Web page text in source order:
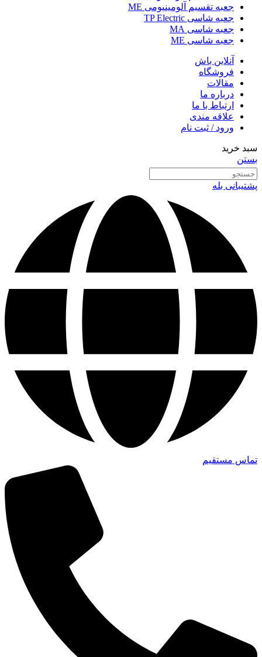
جعبه تقسیم آلومینیومی ME
جعبه شاسی TP Electric
جعبه شاسی MA
جعبه شاسی ME
آنلاین باش
فروشگاه
مقالات
درباره ما
ارتباط با ما
علاقه مندی
ورود / ثبت نام
سبد خرید
بستن
پشتیبانی بله
تماس مستقیم